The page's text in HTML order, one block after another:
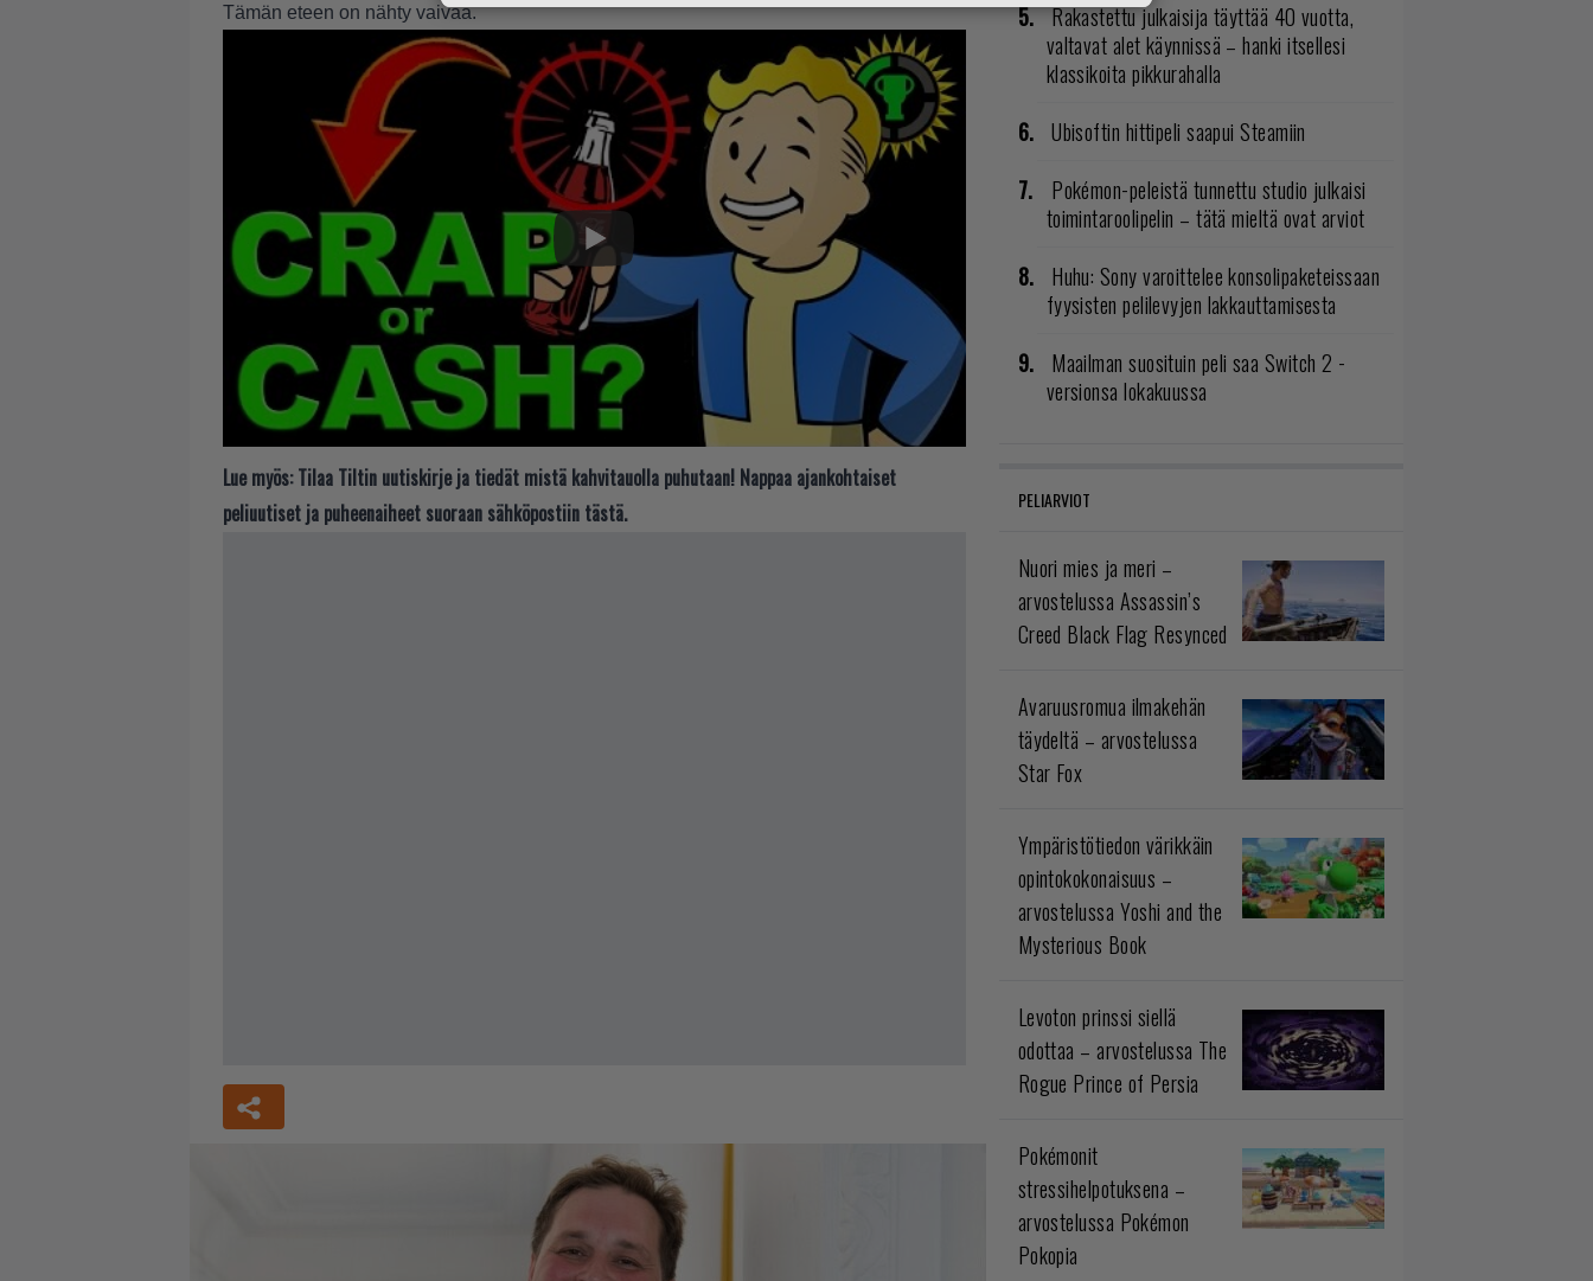
Tämän eteen on nähty vaivaa.
Lue myös: Tilaa Tiltin uutiskirje ja tiedät mistä kahvitauolla puhutaan! Nappaa ajankohtaiset
peliuutiset ja puheenaiheet suoraan sähköpostiin tästä.
Rakastettu julkaisija täyttää 40 vuotta,
valtavat alet käynnissä – hanki itsellesi
klassikoita pikkurahalla
Ubisoftin hittipeli saapui Steamiin
Pokémon-peleistä tunnettu studio julkaisi
toimintaroolipelin – tätä mieltä ovat arviot
Huhu: Sony varoittelee konsolipaketeissaan
fyysisten pelilevyjen lakkauttamisesta
Maailman suosituin peli saa Switch 2 -
versionsa lokakuussa
PELIARVIOT
Nuori mies ja meri –
arvostelussa Assassin’s
Creed Black Flag Resynced
Avaruusromua ilmakehän
täydeltä – arvostelussa
Star Fox
Ympäristötiedon värikkäin
opintokokonaisuus –
arvostelussa Yoshi and the
Mysterious Book
Levoton prinssi siellä
odottaa – arvostelussa The
Rogue Prince of Persia
Pokémonit
stressihelpotuksena –
arvostelussa Pokémon
Pokopia